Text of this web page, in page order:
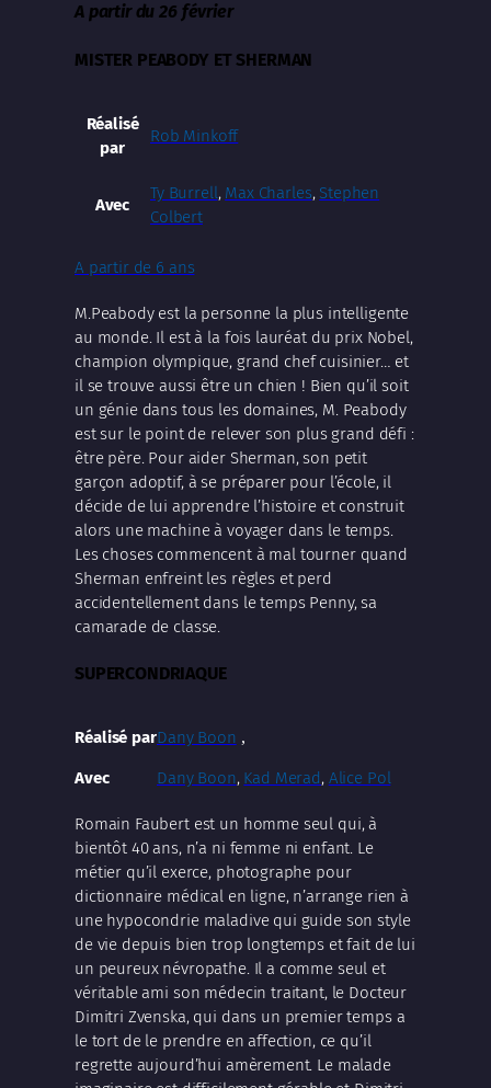
A partir du 26 février
MISTER PEABODY ET SHERMAN
Réalisé
par
Rob Minkoff
Avec
Ty Burrell, Max Charles, Stephen
Colbert
A partir de 6 ans
M.Peabody est la personne la plus intelligente
au monde. Il est à la fois lauréat du prix Nobel,
champion olympique, grand chef cuisinier… et
il se trouve aussi être un chien ! Bien qu’il soit
un génie dans tous les domaines, M. Peabody
est sur le point de relever son plus grand défi :
être père. Pour aider Sherman, son petit
garçon adoptif, à se préparer pour l’école, il
décide de lui apprendre l’histoire et construit
alors une machine à voyager dans le temps.
Les choses commencent à mal tourner quand
Sherman enfreint les règles et perd
accidentellement dans le temps Penny, sa
camarade de classe.
SUPERCONDRIAQUE
Réalisé parDany Boon ,
Avec Dany Boon, Kad Merad, Alice Pol
Romain Faubert est un homme seul qui, à
bientôt 40 ans, n’a ni femme ni enfant. Le
métier qu’il exerce, photographe pour
dictionnaire médical en ligne, n’arrange rien à
une hypocondrie maladive qui guide son style
de vie depuis bien trop longtemps et fait de lui
un peureux névropathe. Il a comme seul et
véritable ami son médecin traitant, le Docteur
Dimitri Zvenska, qui dans un premier temps a
le tort de le prendre en affection, ce qu’il
regrette aujourd’hui amèrement. Le malade